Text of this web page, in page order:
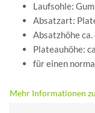
Laufsohle:
Absatzart:
Absatzhöhe ca.
Plateauhöhe:
für einen
Mehr Informationen